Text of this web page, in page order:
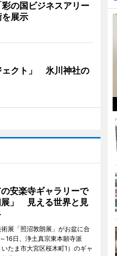
の国ビジネスアリー
展示
ェクト」 氷川神社の
安楽寺ギャラリーで
展」 見える世界と見
展「照沼敦朗展」がお盆に合
16日、浄土真宗東本願寺派
いたま市大宮区桜木町1）のギャ